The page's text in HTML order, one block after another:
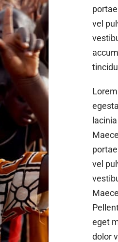
vel
vel
eget
dolor